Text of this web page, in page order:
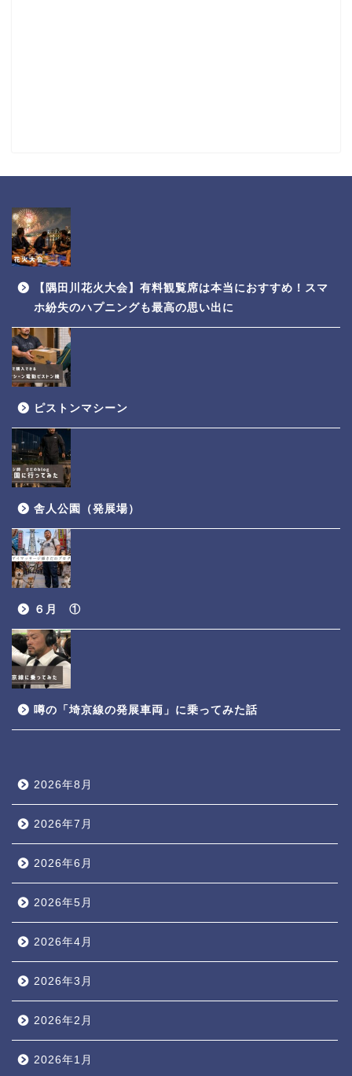
【隅田川花火大会】有料観覧席は本当におすすめ！スマ
ホ紛失のハプニングも最高の思い出に
ピストンマシーン
舎人公園（発展場）
６月 ①
噂の「埼京線の発展車両」に乗ってみた話
2026年8月
2026年7月
2026年6月
2026年5月
2026年4月
2026年3月
2026年2月
2026年1月